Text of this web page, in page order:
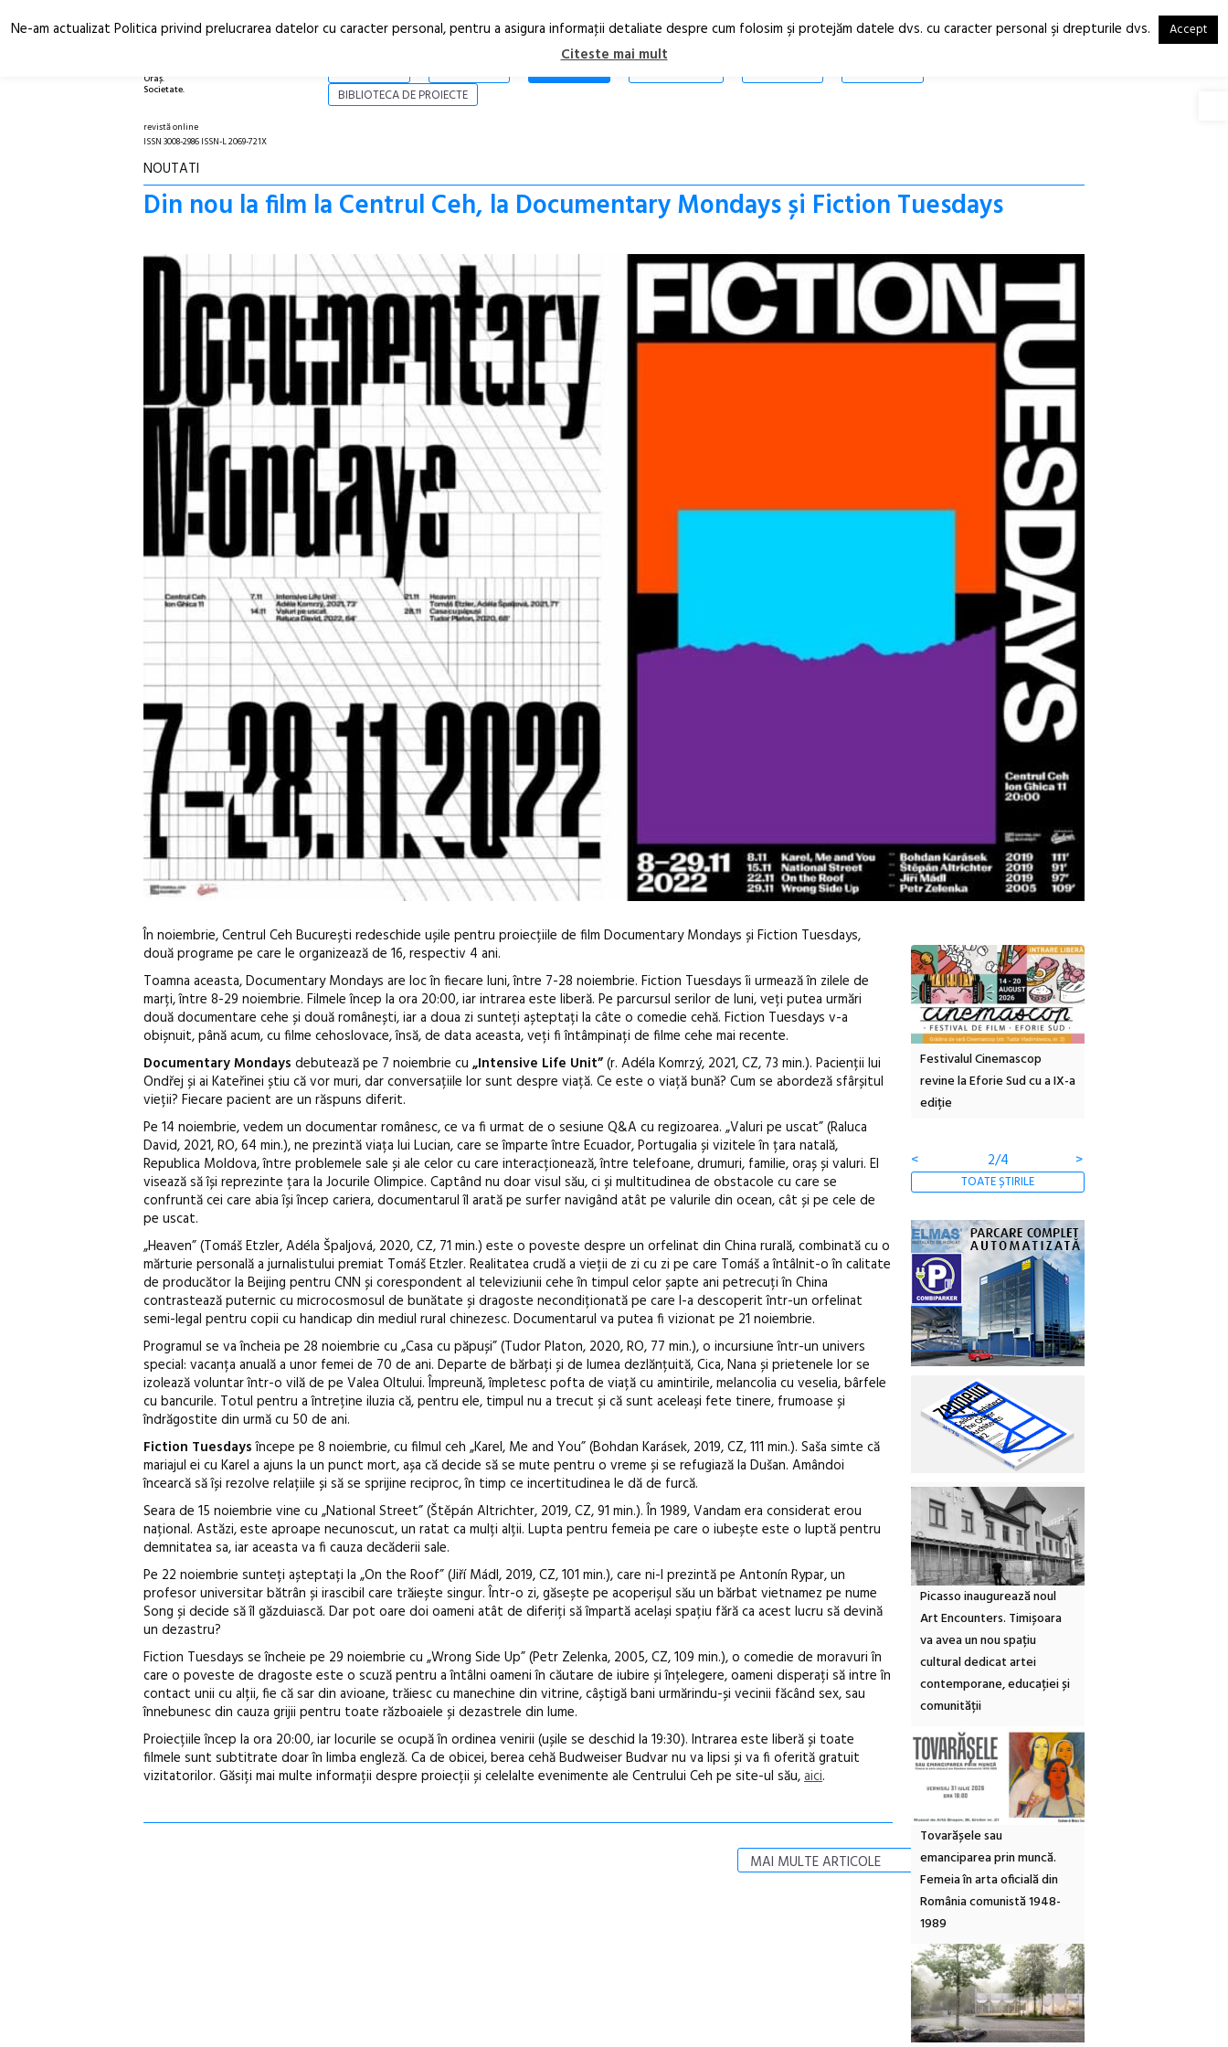
Oraș.
Societate.
RO
EN
STIRI
BIBLIOTECA DE PROIECTE
revistă online
ISSN 3008-2986 ISSN-L 2069-721X
NOUTATI
Din nou la film la Centrul Ceh, la Documentary Mondays și Fiction Tuesdays
În noiembrie, Centrul Ceh București redeschide ușile pentru proiecțiile de film Documentary Mondays și Fiction Tuesdays,
două programe pe care le organizează de 16, respectiv 4 ani.
Toamna aceasta, Documentary Mondays are loc în fiecare luni, între 7-28 noiembrie. Fiction Tuesdays îi urmează în zilele de
marți, între 8-29 noiembrie. Filmele încep la ora 20:00, iar intrarea este liberă. Pe parcursul serilor de luni, veți putea urmări
două documentare cehe și două românești, iar a doua zi sunteți așteptați la câte o comedie cehă. Fiction Tuesdays v-a
obișnuit, până acum, cu filme cehoslovace, însă, de data aceasta, veți fi întâmpinați de filme cehe mai recente.
Documentary Mondays debutează pe 7 noiembrie cu „Intensive Life Unit”(r. Adéla Komrzý, 2021, CZ, 73 min.). Pacienții lui
Ondřej și ai Kateřinei știu că vor muri, dar conversațiile lor sunt despre viață. Ce este o viață bună? Cum se abordeză sfârșitul
vieții? Fiecare pacient are un răspuns diferit.
Pe 14 noiembrie, vedem un documentar românesc, ce va fi urmat de o sesiune Q&A cu regizoarea. „Valuri pe uscat” (Raluca
David, 2021, RO, 64 min.), ne prezintă viața lui Lucian, care se împarte între Ecuador, Portugalia și vizitele în țara natală,
Republica Moldova, între problemele sale și ale celor cu care interacționează, între telefoane, drumuri, familie, oraș și valuri. El
visează să își reprezinte țara la Jocurile Olimpice. Captând nu doar visul său, ci și multitudinea de obstacole cu care se
confruntă cei care abia își încep cariera, documentarul îl arată pe surfer navigând atât pe valurile din ocean, cât și pe cele de
pe uscat.
„Heaven” (Tomáš Etzler, Adéla Špaljová, 2020, CZ, 71 min.) este o poveste despre un orfelinat din China rurală, combinată cu o
mărturie personală a jurnalistului premiat Tomáš Etzler. Realitatea crudă a vieții de zi cu zi pe care Tomáš a întâlnit-o în calitate
de producător la Beijing pentru CNN și corespondent al televiziunii cehe în timpul celor șapte ani petrecuți în China
contrastează puternic cu microcosmosul de bunătate și dragoste necondiționată pe care l-a descoperit într-un orfelinat
semi-legal pentru copii cu handicap din mediul rural chinezesc. Documentarul va putea fi vizionat pe 21 noiembrie.
Programul se va încheia pe 28 noiembrie cu „Casa cu păpuși” (Tudor Platon, 2020, RO, 77 min.), o incursiune într-un univers
special: vacanța anuală a unor femei de 70 de ani. Departe de bărbați și de lumea dezlănțuită, Cica, Nana și prietenele lor se
izolează voluntar într-o vilă de pe Valea Oltului. Împreună, împletesc pofta de viață cu amintirile, melancolia cu veselia, bârfele
cu bancurile. Totul pentru a întreține iluzia că, pentru ele, timpul nu a trecut și că sunt aceleași fete tinere, frumoase și
îndrăgostite din urmă cu 50 de ani.
Fiction Tuesdaysîncepe pe 8 noiembrie, cu filmul ceh „Karel, Me and You” (Bohdan Karásek, 2019, CZ, 111 min.). Saša simte că
mariajul ei cu Karel a ajuns la un punct mort, așa că decide să se mute pentru o vreme și se refugiază la Dušan. Amândoi
încearcă să își rezolve relațiile și să se sprijine reciproc, în timp ce incertitudinea le dă de furcă.
Seara de 15 noiembrie vine cu „National Street” (Štěpán Altrichter, 2019, CZ, 91 min.). În 1989, Vandam era considerat erou
național. Astăzi, este aproape necunoscut, un ratat ca mulți alții. Lupta pentru femeia pe care o iubește este o luptă pentru
demnitatea sa, iar aceasta va fi cauza decăderii sale.
Pe 22 noiembrie sunteți așteptați la „On the Roof” (Jiří Mádl, 2019, CZ, 101 min.), care ni-l prezintă pe Antonín Rypar, un
profesor universitar bătrân și irascibil care trăiește singur. Într-o zi, găsește pe acoperișul său un bărbat vietnamez pe nume
Song și decide să îl găzduiască. Dar pot oare doi oameni atât de diferiți să împartă același spațiu fără ca acest lucru să devină
un dezastru?
Fiction Tuesdays se încheie pe 29 noiembrie cu „Wrong Side Up” (Petr Zelenka, 2005, CZ, 109 min.), o comedie de moravuri în
care o poveste de dragoste este o scuză pentru a întâlni oameni în căutare de iubire și înțelegere, oameni disperați să intre în
contact unii cu alții, fie că sar din avioane, trăiesc cu manechine din vitrine, câștigă bani urmărindu-și vecinii făcând sex, sau
înnebunesc din cauza grijii pentru toate războaiele și dezastrele din lume.
Proiecțiile încep la ora 20:00, iar locurile se ocupă în ordinea venirii (ușile se deschid la 19:30). Intrarea este liberă și toate
filmele sunt subtitrate doar în limba engleză. Ca de obicei, berea cehă Budweiser Budvar nu va lipsi și va fi oferită gratuit
vizitatorilor. Găsiți mai multe informații despre proiecții și celelalte evenimente ale Centrului Ceh pe site-ul său,aici.
MAI MULTE ARTICOLE
Anuala de artă urbană
Artown NOW #5:
Festivalul Cinemascop
revine la Eforie Sud cu a IX-a
ediție
<
2/4 >
TOATE ȘTIRILE
Picasso inaugurează noul
Art Encounters. Timișoara
va avea un nou spațiu
cultural dedicat artei
contemporane, educației și
comunității
Tovarășele sau
emanciparea prin muncă.
Femeia în arta oficială din
România comunistă 1948-
1989
Ne-am actualizat Politica privind prelucrarea datelor cu caracter personal, pentru a asigura informaţii detaliate despre cum folosim şi protejăm datele dvs. cu caracter personal şi drepturile dvs. Accept
Citeste mai mult